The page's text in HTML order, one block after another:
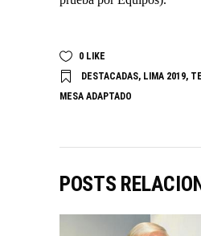
0 LIKE
DESTACADAS, LIMA 2019,
MESA ADAPTADO
POSTS